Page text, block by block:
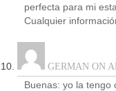
perfecta para mi
Cualquier
GERMAN ON
Buenas: yo la tengo